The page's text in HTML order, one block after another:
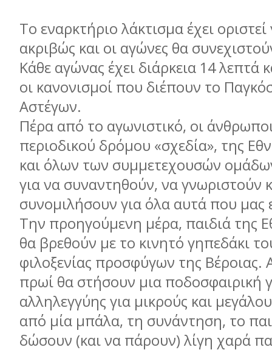
Το εναρκτήριο λάκτισμα έχει οριστεί
ακριβώς και οι αγώνες θα
Κάθε αγώνας έχει διάρκεια 14 λεπτά
οι κανονισμοί που διέπουν το
Αστέγων.
Πέρα από το αγωνιστικό, οι
περιοδικού δρόμου «σχεδία», της
και όλων των συμμετεχουσών ομάδων
για να συναντηθούν, να γνωριστούν
συνομιλήσουν για όλα αυτά που μας
Την προηγούμενη μέρα, παιδιά της
θα βρεθούν με το κινητό γηπεδάκι
φιλοξενίας προσφύγων της Βέροιας.
πρωί θα στήσουν μια ποδοσφαιρική
αλληλεγγύης για μικρούς και
από μία μπάλα, τη συνάντηση, το
δώσουν (και να πάρουν) λίγη χαρά